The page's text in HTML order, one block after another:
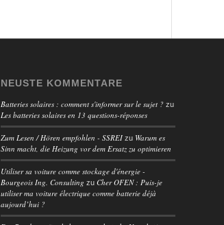
NEUSTE KOMMENTARE
Batteries solaires : comment s'informer sur le sujet ? zu
Les batteries solaires en 13 questions-réponses
Zum Lesen / Hören empfohlen - SSREI zu Warum es
Sinn macht, die Heizung vor dem Ersatz zu optimieren
Utiliser sa voiture comme stockage d'énergie -
Bourgeois Ing. Consulting zuCher OFEN : Puis-je
utiliser ma voiture électrique comme batterie déjà
aujourd’hui ?